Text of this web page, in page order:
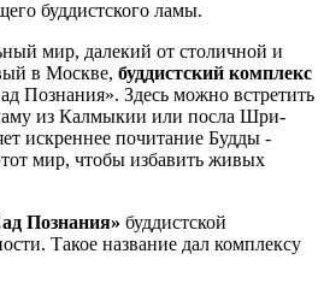
буддистского ламы.
мир, далекий от столичной и
в Москве, буддистский комплекс
Познания». Здесь можно встретить
из Калмыкии или посла Шри-
искреннее почитание Будды -
мир, чтобы избавить живых
Познания» буддистской
Такое название дал комплексу